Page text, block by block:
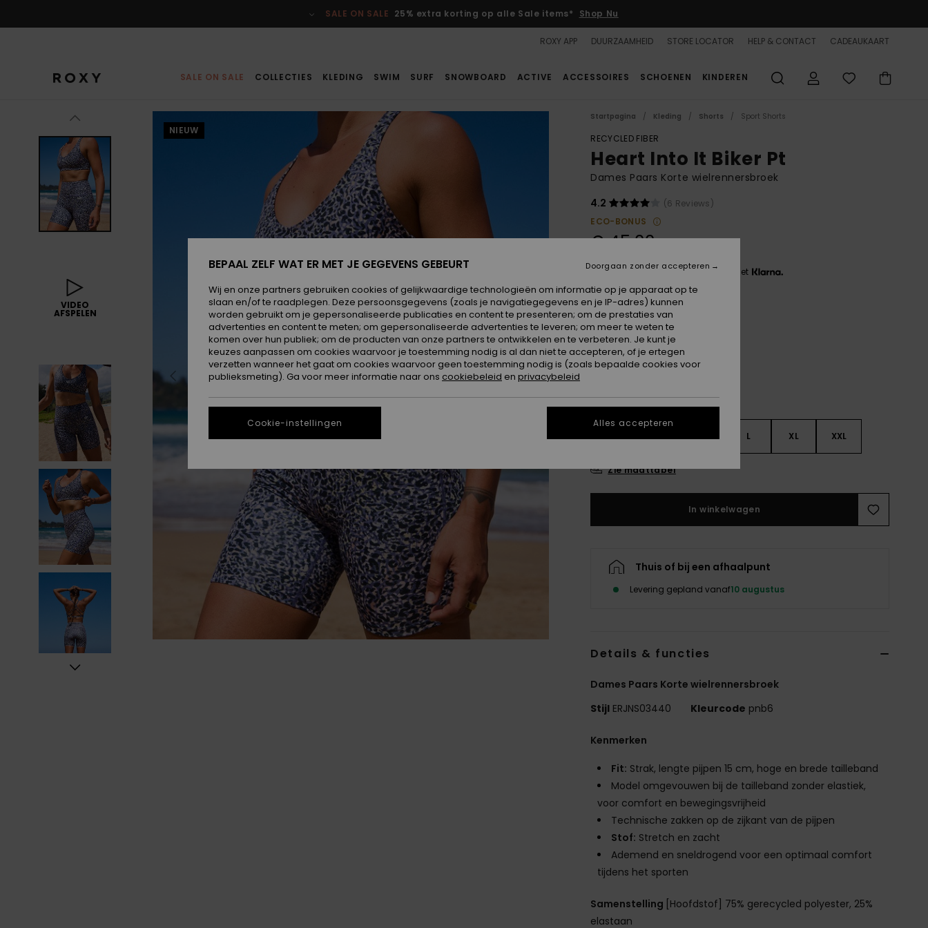
SALE ON SALE 25% extra korting op alle Sale items* Shop Nu
ROXY APP DUURZAAMHEID STORE LOCATOR HELP & CONTACT CADEAUKAART
SALE ON SALE COLLECTIES KLEDING SWIM SURF SNOWBOARD ACTIVE ACCESSOIRES SCHOENEN KINDEREN
VIDEO
AFSPELEN
NIEUW
Startpagina Kleding Shorts Sport Shorts
RECYCLED FIBER
Heart Into It Biker Pt
Dames Paars Korte wielrennersbroek
4.2
(6 Reviews)
ECO-BONUS
€ 45,00
Betaal 3 x € 15,00, zonder rente met
KleurTwilight Purple Wild N Out
L XL XXL
Zie maattabel
In winkelwagen
Thuis of bij een afhaalpunt
Levering gepland vanaf10 augustus
Details & functies
Dames Paars Korte wielrennersbroek
Stijl ERJNS03440 Kleurcode pnb6
Kenmerken
Fit: Strak, lengte pijpen 15 cm, hoge en brede tailleband
Model omgevouwen bij de tailleband zonder elastiek,
voor comfort en bewegingsvrijheid
Technische zakken op de zijkant van de pijpen
Stof: Stretch en zacht
Ademend en sneldrogend voor een optimaal comfort
tijdens het sporten
Samenstelling [Hoofdstof] 75% gerecycled polyester, 25%
elastaan
BEPAAL ZELF WAT ER MET JE GEGEVENS GEBEURT
Wij en onze partners gebruiken cookies of gelijkwaardige technologieën om informatie op je apparaat op te
slaan en/of te raadplegen. Deze persoonsgegevens (zoals je navigatiegegevens en je IP-adres) kunnen
worden gebruikt om je gepersonaliseerde publicaties en content te presenteren; om de prestaties van
advertenties en content te meten; om gepersonaliseerde advertenties te leveren; om meer te weten te
komen over hun publiek; om de producten van onze partners te ontwikkelen en te verbeteren. Je kunt je
keuzes aanpassen om cookies waarvoor je toestemming nodig is al dan niet te accepteren, of je ertegen
verzetten wanneer het gaat om cookies waarvoor geen toestemming nodig is (zoals bepaalde cookies voor
publieksmeting). Ga voor meer informatie naar ons cookiebeleid en privacybeleid
Cookie-instellingen
Doorgaan zonder accepteren
Alles accepteren